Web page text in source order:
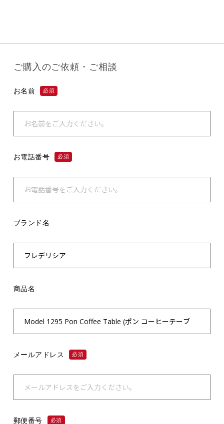
ご購入のご依頼・ご相談
お名前 必須
お電話番号 必須
ブランド名
商品名
メールアドレス 必須
郵便番号 必須